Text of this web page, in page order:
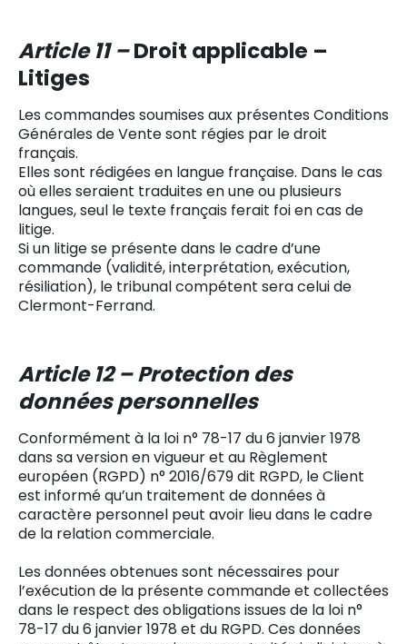
Article 11 –Droit applicable –
Litiges
Les commandes soumises aux présentes Conditions
Générales de Vente sont régies par le droit
français.
Elles sont rédigées en langue française. Dans le cas
où elles seraient traduites en une ou plusieurs
langues, seul le texte français ferait foi en cas de
litige.
Si un litige se présente dans le cadre d’une
commande (validité, interprétation, exécution,
résiliation), le tribunal compétent sera celui de
Clermont-Ferrand.
Article 12 – Protection des
données personnelles
Conformément à la loi n° 78-17 du 6 janvier 1978
dans sa version en vigueur et au Règlement
européen (RGPD) n° 2016/679 dit RGPD, le Client
est informé qu’un traitement de données à
caractère personnel peut avoir lieu dans le cadre
de la relation commerciale.
Les données obtenues sont nécessaires pour
l’exécution de la présente commande et collectées
dans le respect des obligations issues de la loi n°
78-17 du 6 janvier 1978 et du RGPD. Ces données